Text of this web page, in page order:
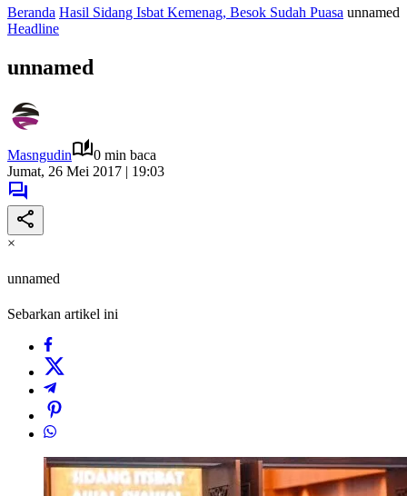
Beranda Hasil Sidang Isbat Kemenag, Besok Sudah Puasa unnamed
Headline
unnamed
Masngudin
0 min baca
Jumat, 26 Mei 2017 | 19:03
×
unnamed
Sebarkan artikel ini